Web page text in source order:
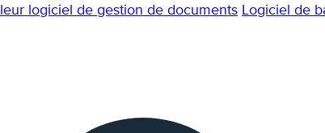
logiciel de gestion de documents Logiciel de